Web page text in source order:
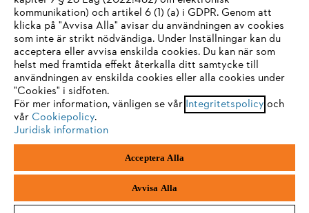
Allmänna villkor och bestämmelser
Integritetspolicy
Juridisk information
Box 3062
UNTERSTÜTZT
Sie nutzen einen Browser, den wir noch nicht unterstützen. Für
eine optimale Nutzung unserer Seite empfehlen wir Ihnen, zu
einem der folgenden Browser zu wechseln:
Firefox Chrome
kommunikation) och artikel 6 (1) (a) i GDPR. Genom att
klicka på "Avvisa Alla" avisar du användningen av cookies
som inte är strikt nödvändiga. Under Inställningar kan du
acceptera eller avvisa enskilda cookies. Du kan när som
helst med framtida effekt återkalla ditt samtycke till
användningen av enskilda cookies eller alla cookies under
"Cookies" i sidfoten.
För mer information, vänligen se vår Integritetspolicy och
vår Cookiepolicy.
Juridisk information
Acceptera Alla
Avvisa Alla